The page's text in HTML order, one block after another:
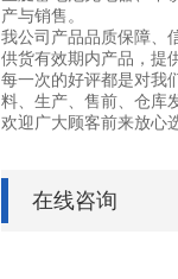
产与销售。
我公司产品品质保障、
供货有效期内产品，提
每一次的好评都是对我
料、生产、售前、仓库
欢迎广大顾客前来放心
在线咨询